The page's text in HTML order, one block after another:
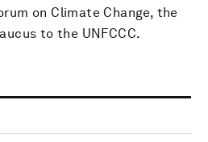
on Climate Change, the
to the UNFCCC.